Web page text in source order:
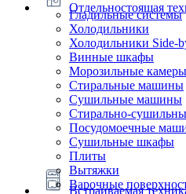
Отдельностоящая
Гладильные системы
Холодильники
Холодильники Side-
Винные шкафы
Морозильные камеры
Стиральные машины
Сушильные машины
Стирально-
Посудомоечные
Сушильные шкафы
Плиты
Встраиваемая
Вытяжки
Варочные